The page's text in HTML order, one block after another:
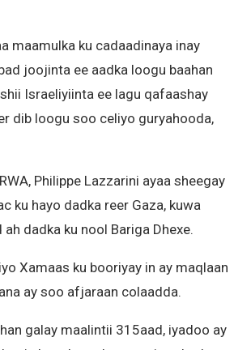
maamulka ku cadaadinaya inay
joojinta ee aadka loogu baahan
Israeliyiinta ee lagu qafaashay
dib loogu soo celiyo guryahooda,
Philippe Lazzarini ayaa sheegay
ku hayo dadka reer Gaza, kuwa
dadka ku nool Bariga Dhexe.
Xamaas ku booriyay in ay maqlaan
ay soo afjaraan colaadda.
galay maalintii 315aad, iyadoo ay